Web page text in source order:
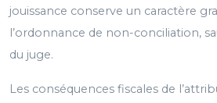
jouissance conserve un caractère
l’ordonnance de non-conciliation,
du juge.
Les conséquences fiscales de